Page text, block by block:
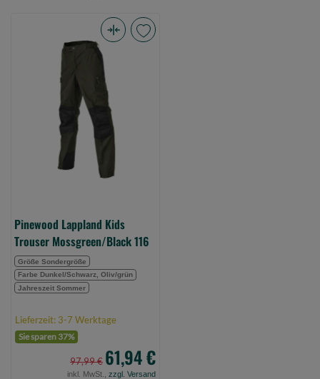
Pinewood
Mossgreen/Black
Pinewood Lappland Kids
Trouser Mossgreen/Black 116
Größe Sondergröße
Farbe Dunkel/Schwarz, Oliv/grün
Jahreszeit Sommer
Lieferzeit: 3-7 Werktage
Sie sparen 37%
97,99 € 61,94 €
inkl. MwSt., zzgl. Versand